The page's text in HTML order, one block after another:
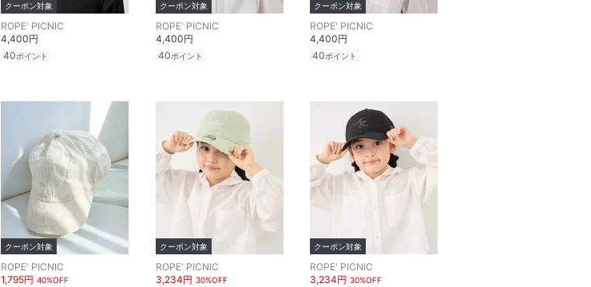
クーポン対象
ROPE' PICNIC
4,400円
40ポイント
クーポン対象
ROPE' PICNIC
4,400円
40ポイント
クーポン対象
ROPE' PICNIC
4,400円
40ポイント
クーポン対象
ROPE' PICNIC
1,795円 40%OFF
クーポン対象
ROPE' PICNIC
3,234円 30%OFF
クーポン対象
ROPE' PICNIC
3,234円 30%OFF